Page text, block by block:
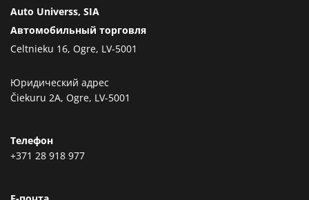
Auto Universs, SIA
Автомобильный торговля
Celtnieku 16, Ogre, LV-5001
Юридический адрес
Čiekuru 2A, Ogre, LV-5001
Телефон
+371 28 918 977